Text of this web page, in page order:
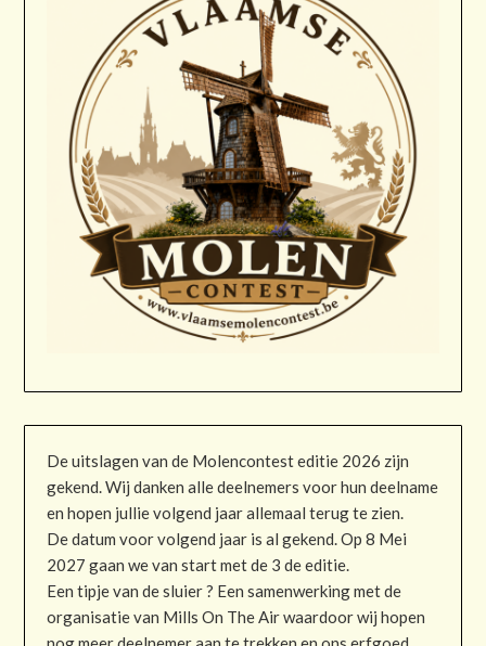
De uitslagen van de Molencontest editie 2026 zijn
gekend. Wij danken alle deelnemers voor hun deelname
en hopen jullie volgend jaar allemaal terug te zien.
De datum voor volgend jaar is al gekend. Op 8 Mei
2027 gaan we van start met de 3 de editie.
Een tipje van de sluier ? Een samenwerking met de
organisatie van Mills On The Air waardoor wij hopen